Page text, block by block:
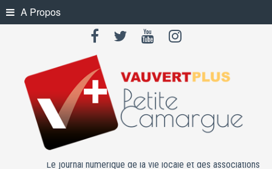
Skip
to
A Propos
Le journal numérique de la vie locale et des associations